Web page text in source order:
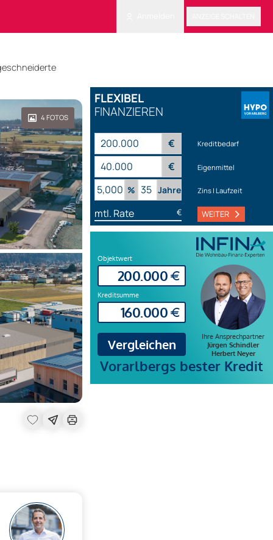
FLEXIBEL
FINANZIEREN
€ Kreditbedarf
€ Eigenmittel
% Jahre Zins | Laufzeit
mtl. Rate € WEITER
4FOTOS